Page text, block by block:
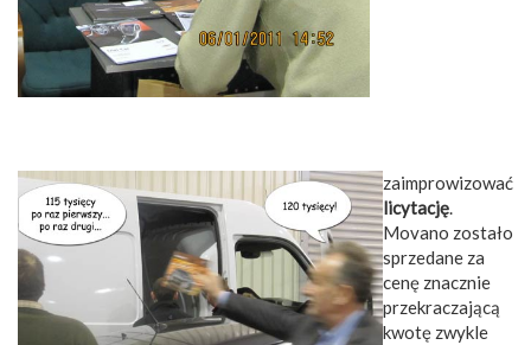
zaimprowizować
licytację.
Movano zostało
sprzedane za
cenę znacznie
przekraczającą
kwotę zwykle